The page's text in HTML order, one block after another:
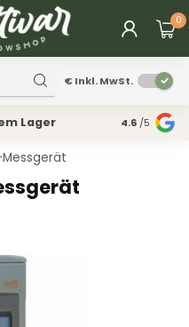
0
€Inkl. MwSt.
Lager Physischer
4.6 /5